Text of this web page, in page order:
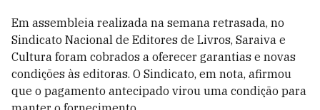
Em assembleia realizada na semana retrasada, no
Sindicato Nacional de Editores de Livros, Saraiva e
Cultura foram cobrados a oferecer garantias e novas
condições às editoras. O Sindicato, em nota, afirmou
que o pagamento antecipado virou uma condição para